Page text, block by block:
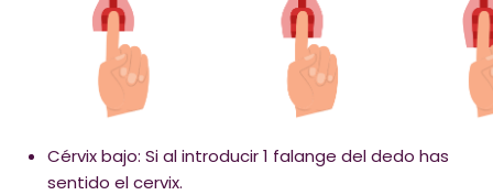
Cérvix bajo: Si al introducir 1 falange del dedo has
sentido el cervix.